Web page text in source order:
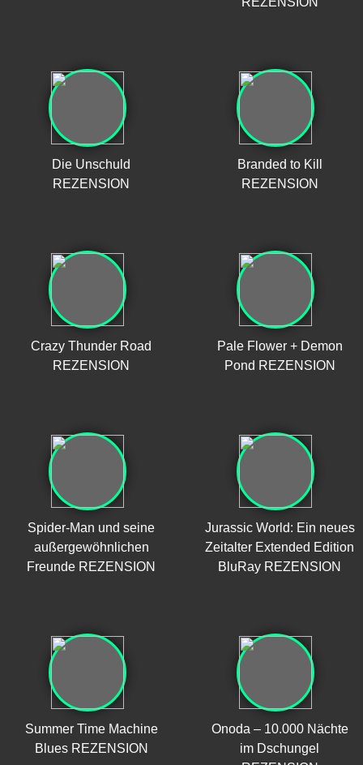
Die Unschuld
REZENSION
Branded to Kill
REZENSION
Crazy Thunder Road
REZENSION
Pale Flower + Demon
Pond REZENSION
Spider-Man und seine
außergewöhnlichen
Freunde REZENSION
Jurassic World: Ein neues
Zeitalter Extended Edition
BluRay REZENSION
Summer Time Machine
Blues REZENSION
Onoda – 10.000 Nächte
im Dschungel